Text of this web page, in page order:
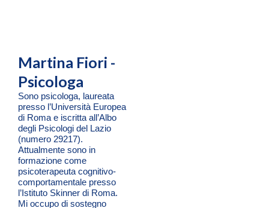
Martina Fiori -
Psicologa
Sono psicologa, laureata
presso l’Università Europea
di Roma e iscritta all’Albo
degli Psicologi del Lazio
(numero 29217).
Attualmente sono in
formazione come
psicoterapeuta cognitivo-
comportamentale presso
l’Istituto Skinner di Roma.
Mi occupo di sostegno